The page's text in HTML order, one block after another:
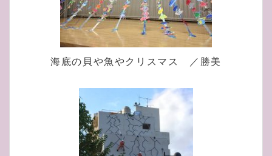
海底の貝や魚やクリスマス ／勝美